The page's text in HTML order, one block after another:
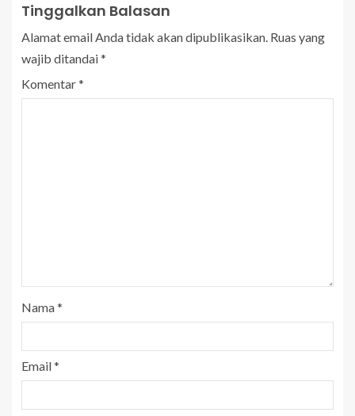
Tinggalkan Balasan
Alamat email Anda tidak akan dipublikasikan. Ruas yang
wajib ditandai*
Komentar*
Nama*
Email*